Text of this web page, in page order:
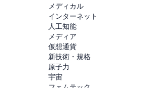
メディカル
インターネット
人工知能
メディア
仮想通貨
新技術・規格
原子力
宇宙